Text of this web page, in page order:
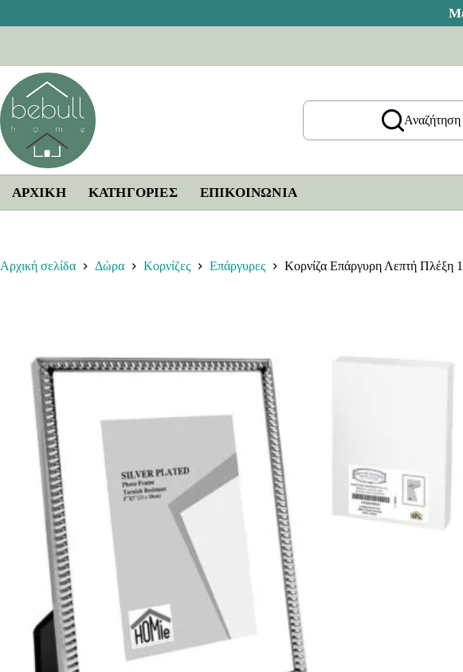
Αναζήτηση
ΑΡΧΙΚΗ ΚΑΤΗΓΟΡΙΕΣ ΕΠΙΚΟΙΝΩΝΊΑ
Αρχική σελίδα Δώρα Κορνίζες Επάργυρες Κορνίζα Επάργυρη Λεπτή Πλέξη